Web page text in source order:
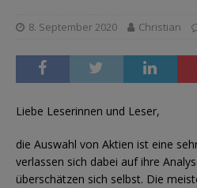
8. September 2020 Christian
Liebe Leserinnen und Leser,
die Auswahl von Aktien ist eine
verlassen sich dabei auf ihre
überschätzen sich selbst. Die